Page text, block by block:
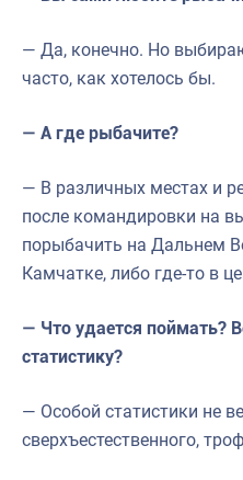
— Да, конечно. Но
часто, как хотелось бы.
— А где рыбачите?
— В различных местах и
после командировки на
порыбачить на Дальнем
Камчатке, либо где-то в
— Что удается поймать?
статистику?
— Особой статистики не
сверхъестественного,